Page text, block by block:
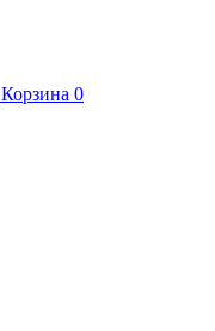
Корзина 0